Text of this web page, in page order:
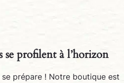
se profilent à l’horizon
se prépare ! Notre boutique est